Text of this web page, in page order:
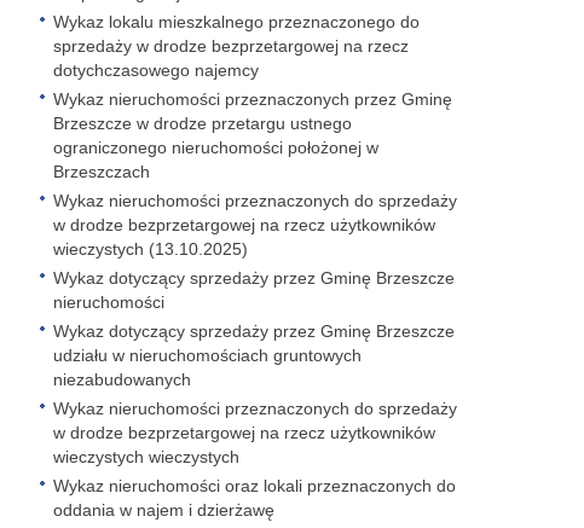
Wykaz lokalu mieszkalnego przeznaczonego do
sprzedaży w drodze bezprzetargowej na rzecz
dotychczasowego najemcy
Wykaz nieruchomości przeznaczonych przez Gminę
Brzeszcze w drodze przetargu ustnego
ograniczonego nieruchomości położonej w
Brzeszczach
Wykaz nieruchomości przeznaczonych do sprzedaży
w drodze bezprzetargowej na rzecz użytkowników
wieczystych (13.10.2025)
Wykaz dotyczący sprzedaży przez Gminę Brzeszcze
nieruchomości
Wykaz dotyczący sprzedaży przez Gminę Brzeszcze
udziału w nieruchomościach gruntowych
niezabudowanych
Wykaz nieruchomości przeznaczonych do sprzedaży
w drodze bezprzetargowej na rzecz użytkowników
wieczystych wieczystych
Wykaz nieruchomości oraz lokali przeznaczonych do
oddania w najem i dzierżawę